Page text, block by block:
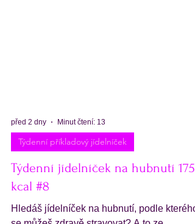
před 2 dny Minut čtení: 13
Týdenní příkladový jídelníček
Týdenní jídelníček na hubnutí 1750
kcal #8